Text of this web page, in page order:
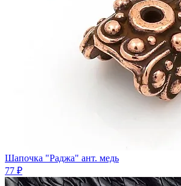
Шапочка "Раджа" ант. медь
77 ₽